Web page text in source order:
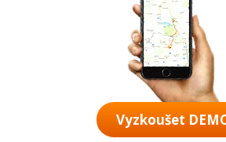
Vyzkoušet